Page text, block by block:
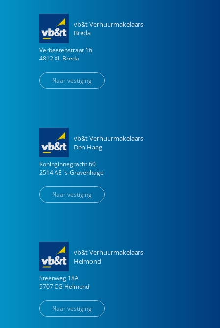
vb&t Verhuurmakelaars
Breda
Verbeetenstraat 16
4812 XL Breda
Naar vestiging
vb&t Verhuurmakelaars
Den Haag
Koninginnegracht 60
2514 AE 's-Gravenhage
Naar vestiging
vb&t Verhuurmakelaars
Helmond
Steenweg 18A
5707 CG Helmond
Naar vestiging